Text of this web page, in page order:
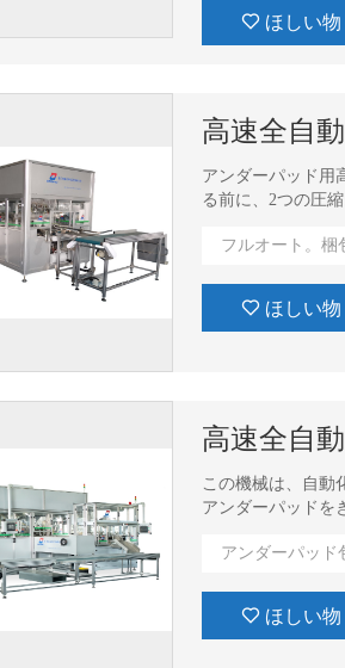
ほしい
高速全自
アンダーパッド用
る前に、2つの圧
できます。これ
フルオート。梱
ほしい
高速全自
この機械は、自動
アンダーパッドを
品の袋詰めなどの
アンダーパッド
ほしい